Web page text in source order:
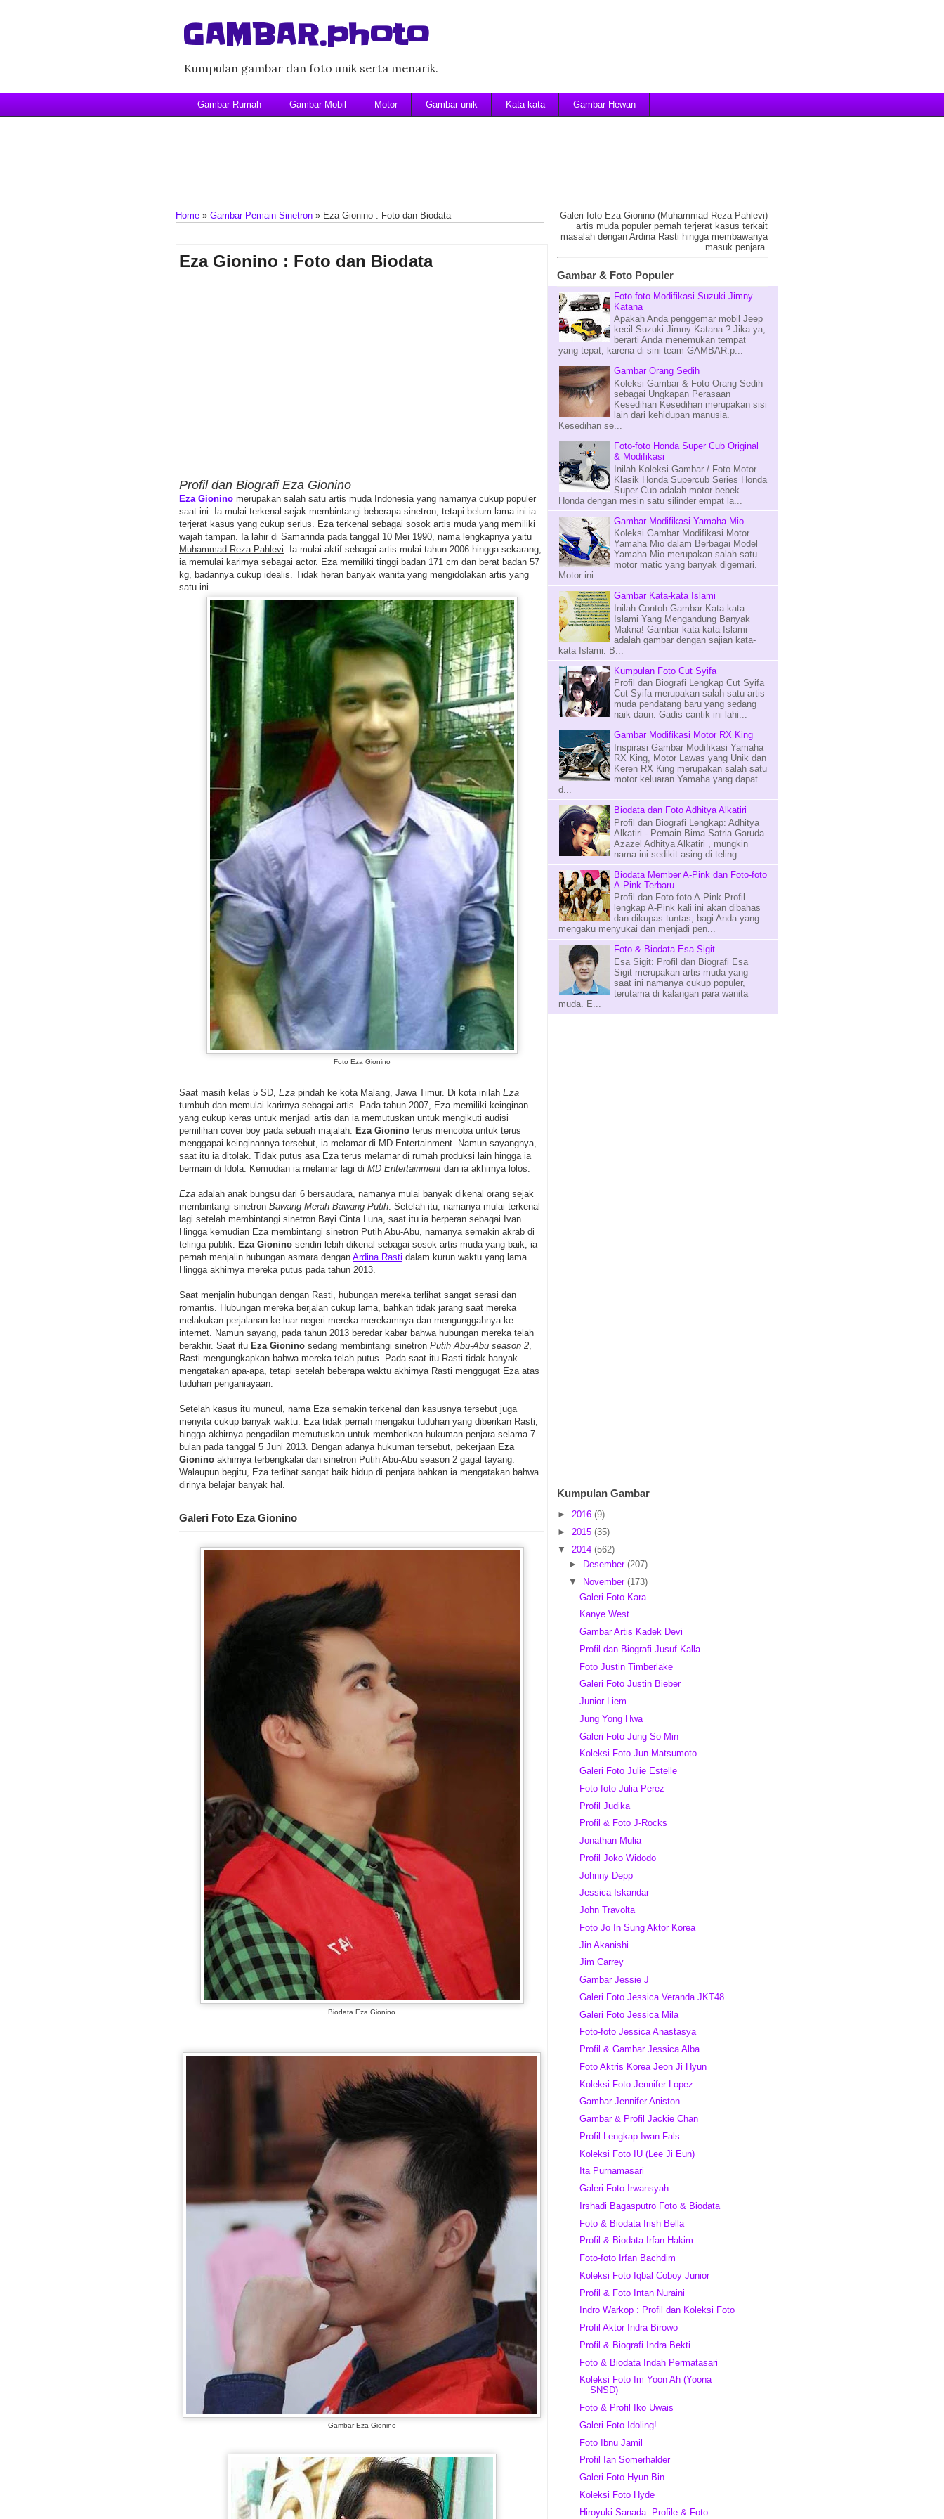
GAMBAR.photo
Kumpulan gambar dan foto unik serta menarik.
Gambar Rumah Gambar Mobil Motor Gambar unik Kata-kata Gambar Hewan
Home » Gambar Pemain Sinetron » Eza Gionino : Foto dan Biodata
Eza Gionino : Foto dan Biodata
Profil dan Biografi Eza Gionino
Eza Gionino merupakan salah satu artis muda Indonesia yang namanya cukup populer
saat ini. Ia mulai terkenal sejak membintangi beberapa sinetron, tetapi belum lama ini ia
terjerat kasus yang cukup serius. Eza terkenal sebagai sosok artis muda yang memiliki
wajah tampan. Ia lahir di Samarinda pada tanggal 10 Mei 1990, nama lengkapnya yaitu
Muhammad Reza Pahlevi . Ia mulai aktif sebagai artis mulai tahun 2006 hingga sekarang,
ia memulai karirnya sebagai actor. Eza memiliki tinggi badan 171 cm dan berat badan 57
kg, badannya cukup idealis. Tidak heran banyak wanita yang mengidolakan artis yang
satu ini.
Foto Eza Gionino
Saat masih kelas 5 SD, Eza pindah ke kota Malang, Jawa Timur. Di kota inilah Eza
tumbuh dan memulai karirnya sebagai artis. Pada tahun 2007, Eza memiliki keinginan
yang cukup keras untuk menjadi artis dan ia memutuskan untuk mengikuti audisi
pemilihan cover boy pada sebuah majalah. Eza Gionino terus mencoba untuk terus
menggapai keinginannya tersebut, ia melamar di MD Entertainment. Namun sayangnya,
saat itu ia ditolak. Tidak putus asa Eza terus melamar di rumah produksi lain hingga ia
bermain di Idola. Kemudian ia melamar lagi di MD Entertainment dan ia akhirnya lolos.
Eza adalah anak bungsu dari 6 bersaudara, namanya mulai banyak dikenal orang sejak
membintangi sinetron Bawang Merah Bawang Putih. Setelah itu, namanya mulai terkenal
lagi setelah membintangi sinetron Bayi Cinta Luna, saat itu ia berperan sebagai Ivan.
Hingga kemudian Eza membintangi sinetron Putih Abu-Abu, namanya semakin akrab di
telinga publik. Eza Gionino sendiri lebih dikenal sebagai sosok artis muda yang baik, ia
pernah menjalin hubungan asmara dengan Ardina Rasti dalam kurun waktu yang lama.
Hingga akhirnya mereka putus pada tahun 2013.
Saat menjalin hubungan dengan Rasti, hubungan mereka terlihat sangat serasi dan
romantis. Hubungan mereka berjalan cukup lama, bahkan tidak jarang saat mereka
melakukan perjalanan ke luar negeri mereka merekamnya dan mengunggahnya ke
internet. Namun sayang, pada tahun 2013 beredar kabar bahwa hubungan mereka telah
berakhir. Saat itu Eza Gionino sedang membintangi sinetron Putih Abu-Abu season 2,
Rasti mengungkapkan bahwa mereka telah putus. Pada saat itu Rasti tidak banyak
mengatakan apa-apa, tetapi setelah beberapa waktu akhirnya Rasti menggugat Eza atas
tuduhan penganiayaan.
Setelah kasus itu muncul, nama Eza semakin terkenal dan kasusnya tersebut juga
menyita cukup banyak waktu. Eza tidak pernah mengakui tuduhan yang diberikan Rasti,
hingga akhirnya pengadilan memutuskan untuk memberikan hukuman penjara selama 7
bulan pada tanggal 5 Juni 2013. Dengan adanya hukuman tersebut, pekerjaan Eza
Gionino akhirnya terbengkalai dan sinetron Putih Abu-Abu season 2 gagal tayang.
Walaupun begitu, Eza terlihat sangat baik hidup di penjara bahkan ia mengatakan bahwa
dirinya belajar banyak hal.
Galeri Foto Eza Gionino
Biodata Eza Gionino
Gambar Eza Gionino
Galeri foto Eza Gionino (Muhammad Reza Pahlevi)
artis muda populer pernah terjerat kasus terkait
masalah dengan Ardina Rasti hingga membawanya
masuk penjara.
Gambar & Foto Populer
Foto-foto Modifikasi Suzuki Jimny
Katana
Apakah Anda penggemar mobil Jeep
kecil Suzuki Jimny Katana ? Jika ya,
berarti Anda menemukan tempat
yang tepat, karena di sini team GAMBAR.p...
Gambar Orang Sedih
Koleksi Gambar & Foto Orang Sedih
sebagai Ungkapan Perasaan
Kesedihan Kesedihan merupakan sisi
lain dari kehidupan manusia.
Kesedihan se...
Foto-foto Honda Super Cub Original
& Modifikasi
Inilah Koleksi Gambar / Foto Motor
Klasik Honda Supercub Series Honda
Super Cub adalah motor bebek
Honda dengan mesin satu silinder empat la...
Gambar Modifikasi Yamaha Mio
Koleksi Gambar Modifikasi Motor
Yamaha Mio dalam Berbagai Model
Yamaha Mio merupakan salah satu
motor matic yang banyak digemari.
Motor ini...
Gambar Kata-kata Islami
Inilah Contoh Gambar Kata-kata
Islami Yang Mengandung Banyak
Makna! Gambar kata-kata Islami
adalah gambar dengan sajian kata-
kata Islami. B...
Kumpulan Foto Cut Syifa
Profil dan Biografi Lengkap Cut Syifa
Cut Syifa merupakan salah satu artis
muda pendatang baru yang sedang
naik daun. Gadis cantik ini lahi...
Gambar Modifikasi Motor RX King
Inspirasi Gambar Modifikasi Yamaha
RX King, Motor Lawas yang Unik dan
Keren RX King merupakan salah satu
motor keluaran Yamaha yang dapat
d...
Biodata dan Foto Adhitya Alkatiri
Profil dan Biografi Lengkap: Adhitya
Alkatiri - Pemain Bima Satria Garuda
Azazel Adhitya Alkatiri , mungkin
nama ini sedikit asing di teling...
Biodata Member A-Pink dan Foto-foto
A-Pink Terbaru
Profil dan Foto-foto A-Pink Profil
lengkap A-Pink kali ini akan dibahas
dan dikupas tuntas, bagi Anda yang
mengaku menyukai dan menjadi pen...
Foto & Biodata Esa Sigit
Esa Sigit: Profil dan Biografi Esa
Sigit merupakan artis muda yang
saat ini namanya cukup populer,
terutama di kalangan para wanita
muda. E...
Kumpulan Gambar
► 2016 (9)
► 2015 (35)
▼ 2014 (562)
►
Desember (207)
▼
November (173)
Galeri Foto Kara
Kanye West
Gambar Artis Kadek Devi
Profil dan Biografi Jusuf Kalla
Foto Justin Timberlake
Galeri Foto Justin Bieber
Junior Liem
Jung Yong Hwa
Galeri Foto Jung So Min
Koleksi Foto Jun Matsumoto
Galeri Foto Julie Estelle
Foto-foto Julia Perez
Profil Judika
Profil & Foto J-Rocks
Jonathan Mulia
Profil Joko Widodo
Johnny Depp
Jessica Iskandar
John Travolta
Foto Jo In Sung Aktor Korea
Jin Akanishi
Jim Carrey
Gambar Jessie J
Galeri Foto Jessica Veranda JKT48
Galeri Foto Jessica Mila
Foto-foto Jessica Anastasya
Profil & Gambar Jessica Alba
Foto Aktris Korea Jeon Ji Hyun
Koleksi Foto Jennifer Lopez
Gambar Jennifer Aniston
Gambar & Profil Jackie Chan
Profil Lengkap Iwan Fals
Koleksi Foto IU (Lee Ji Eun)
Ita Purnamasari
Galeri Foto Irwansyah
Irshadi Bagasputro Foto & Biodata
Foto & Biodata Irish Bella
Profil & Biodata Irfan Hakim
Foto-foto Irfan Bachdim
Koleksi Foto Iqbal Coboy Junior
Profil & Foto Intan Nuraini
Indro Warkop : Profil dan Koleksi Foto
Profil Aktor Indra Birowo
Profil & Biografi Indra Bekti
Foto & Biodata Indah Permatasari
Koleksi Foto Im Yoon Ah (Yoona
SNSD)
Foto & Profil Iko Uwais
Galeri Foto Idoling!
Foto Ibnu Jamil
Profil Ian Somerhalder
Galeri Foto Hyun Bin
Koleksi Foto Hyde
Hiroyuki Sanada: Profile & Foto